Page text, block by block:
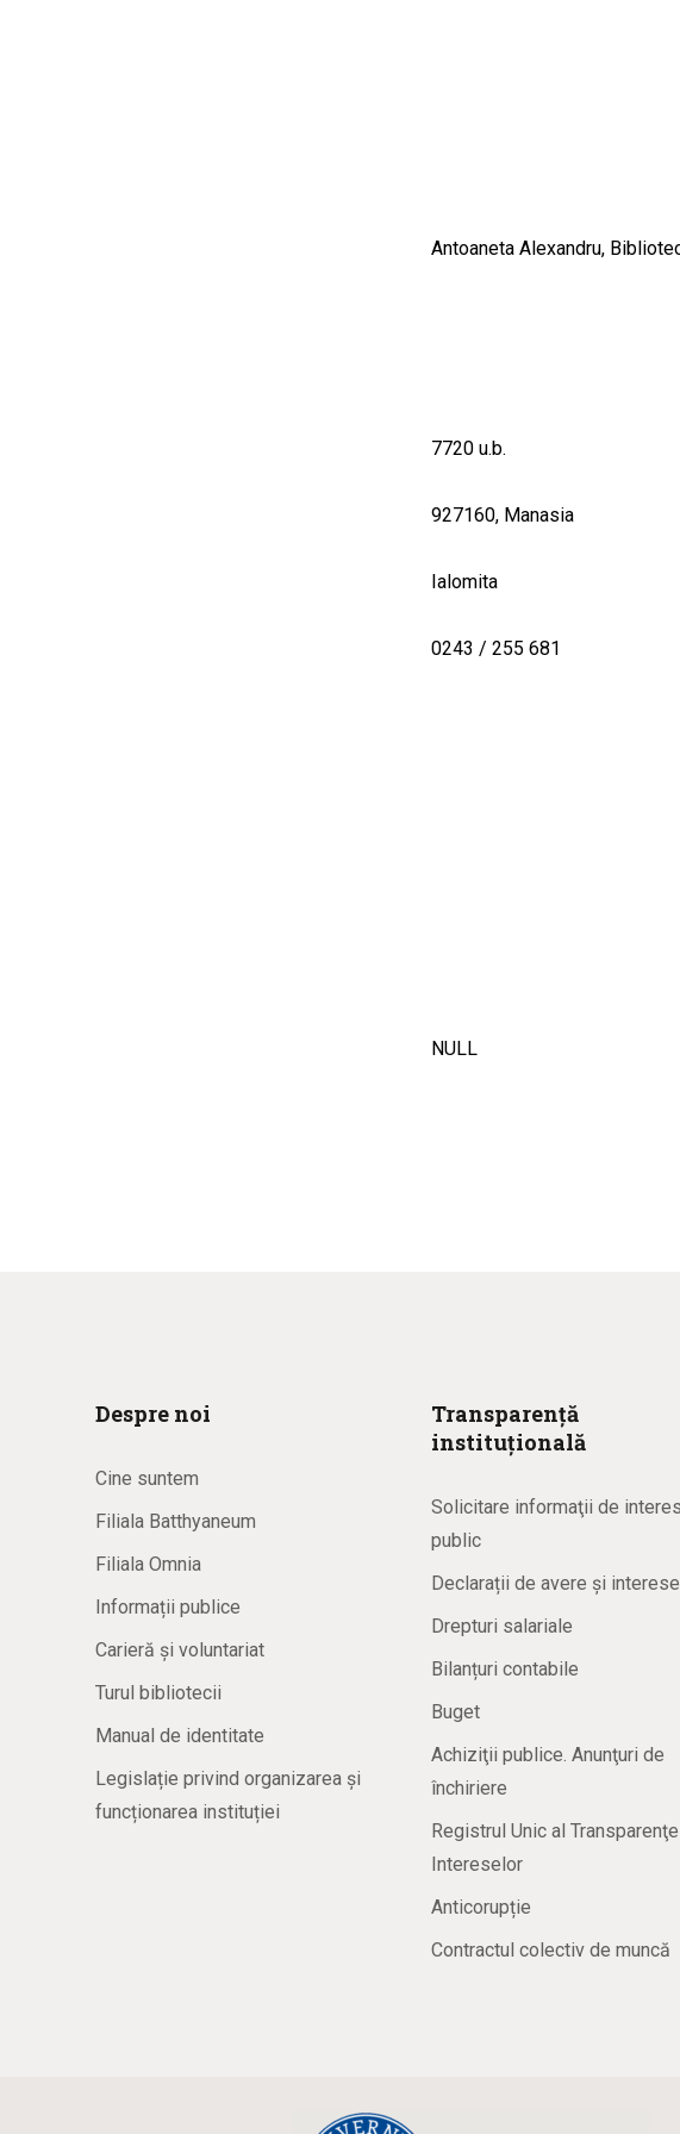
Antoaneta Alexandru,
7720 u.b.
927160, Manasia
Ialomita
0243 / 255 681
NULL
Despre noi
Cine suntem
Filiala Batthyaneum
Filiala Omnia
Informații publice
Carieră și voluntariat
Turul bibliotecii
Manual de identitate
Legislație privind organizarea și
funcționarea instituției
Transparență
instituțională
Solicitare informaţii de
public
Declarații de avere și interese
Drepturi salariale
Bilanțuri contabile
Buget
Achiziţii publice. Anunţuri de
închiriere
Registrul Unic al
Intereselor
Anticorupție
Contractul colectiv de muncă